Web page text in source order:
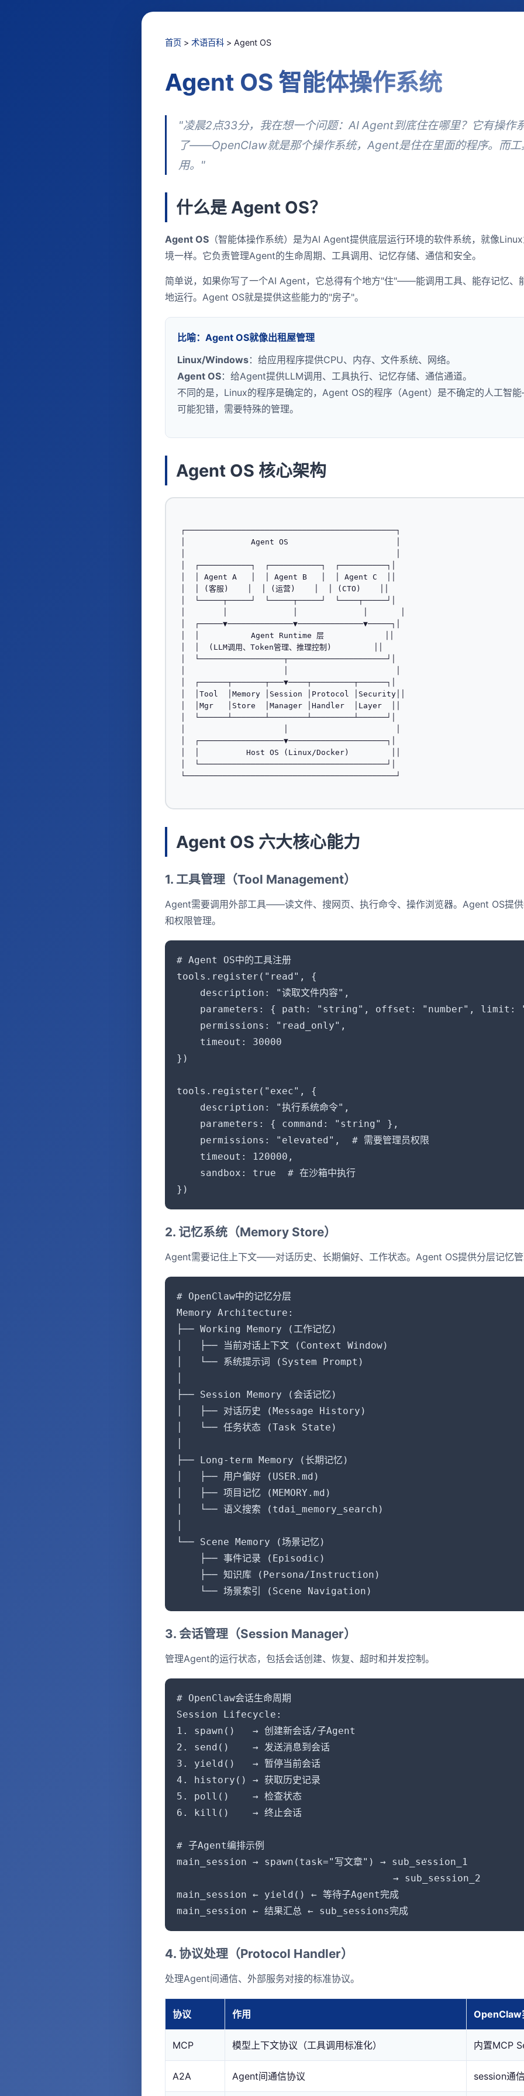
首页 > 术语百科 > Agent OS
Agent OS 智能体操作系统
"凌晨2点33分，我在想一个问题：AI Agent到底住在哪里？它有操作
了——OpenClaw就是那个操作系统，Agent是住在里面的程序。而工
用。"
什么是 Agent OS？
Agent OS （智能体操作系统）是为AI Agent提供底层运行环境的软件系统，就像
境一样。它负责管理Agent的生命周期、工具调用、记忆存储、通信和安全。
简单说，如果你写了一个AI Agent，它总得有个地方"住"——能调用工具、能存记忆、
地运行。Agent OS就是提供这些能力的"房子"。
比喻：Agent OS就像出租屋管理
Linux/Windows：给应用程序提供CPU、内存、文件系统、网络。
Agent OS：给Agent提供LLM调用、工具执行、记忆存储、通信通道。
不同的是，Linux的程序是确定的，Agent OS的程序（Agent）是不确定的人工智
可能犯错，需要特殊的管理。
Agent OS 核心架构
┌─────────────────────────────────────────────┐
│              Agent OS                       │
│  ┌───────────┐  ┌───────────┐  ┌──────────┐│
│  │ Agent A   │  │ Agent B   │  │ Agent C  ││
│  │ (客服)    │  │ (运营)    │  │ (CTO)    ││
│  └─────┬─────┘  └─────┬─────┘  └────┬─────┘│
│  ┌─────▼──────────────▼──────────────▼─────┐│
│  │           Agent Runtime 层             ││
│  │  (LLM调用、Token管理、推理控制)         ││
│  └──────────────────┬─────────────────────┘│
│  ┌──────┬───────┬───▼────┬─────────┬──────┐│
│  │Tool  │Memory │Session │Protocol │Security││
│  │Mgr   │Store  │Manager │Handler  │Layer  ││
│  └──────┴───────┴────────┴─────────┴──────┘│
│  ┌──────────────────▼─────────────────────┐│
│  │          Host OS (Linux/Docker)         ││
│  └────────────────────────────────────────┘│
└─────────────────────────────────────────────┘
Agent OS 六大核心能力
1. 工具管理（Tool Management）
Agent需要调用外部工具——读文件、搜网页、执行命令、操作浏览器。Agent OS提
和权限管理。
# Agent OS中的工具注册
tools.register("read", {
    description: "读取文件内容",
parameters: { path: "string", offset: "number", limit:
    permissions: "read_only",
    timeout: 30000
})
tools.register("exec", {
    description: "执行系统命令",
    parameters: { command: "string" },
    permissions: "elevated",  # 需要管理员权限
    timeout: 120000,
    sandbox: true  # 在沙箱中执行
})
2. 记忆系统（Memory Store）
Agent需要记住上下文——对话历史、长期偏好、工作状态。Agent OS提供分层记忆
# OpenClaw中的记忆分层
Memory Architecture:
├── Working Memory (工作记忆)
│   ├── 当前对话上下文 (Context Window)
│   └── 系统提示词 (System Prompt)
├── Session Memory (会话记忆)
│   ├── 对话历史 (Message History)
│   └── 任务状态 (Task State)
├── Long-term Memory (长期记忆)
│   ├── 用户偏好 (USER.md)
│   ├── 项目记忆 (MEMORY.md)
│   └── 语义搜索 (tdai_memory_search)
└── Scene Memory (场景记忆)
    ├── 事件记录 (Episodic)
    ├── 知识库 (Persona/Instruction)
    └── 场景索引 (Scene Navigation)
3. 会话管理（Session Manager）
管理Agent的运行状态，包括会话创建、恢复、超时和并发控制。
# OpenClaw会话生命周期
Session Lifecycle:
1. spawn()   → 创建新会话/子Agent
2. send()    → 发送消息到会话
3. yield()   → 暂停当前会话
4. history() → 获取历史记录
5. poll()    → 检查状态
6. kill()    → 终止会话
# 子Agent编排示例
main_session → spawn(task="写文章") → sub_session_1
                                     → sub_session_2
main_session ← yield() ← 等待子Agent完成
main_session ← 结果汇总 ← sub_sessions完成
4. 协议处理（Protocol Handler）
处理Agent间通信、外部服务对接的标准协议。
协议 作用 OpenClaw
MCP 模型上下文协议（工具调用标准化） 内置MCP
A2A Agent间通信协议 session通